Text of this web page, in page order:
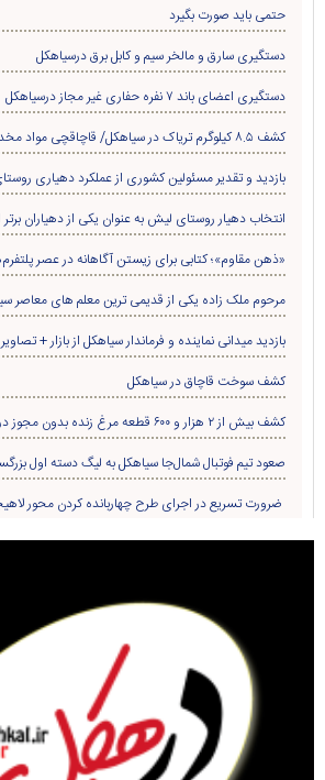
حتمی باید صورت بگیرد
دستگیری سارق و مالخر سیم و کابل برق درسیاهکل
دستگیری اعضای باند ۷ نفره حفاری غير مجاز درسیاهکل
کشف ۸.۵ کیلوگرم تریاک در سیاهکل/ قاچاقچی مواد مخدر دستگیر شد
بازدید و تقدیر مسئولین کشوری از عملکرد دهیاری
انتخاب دهیار روستای لیش به عنوان یکی از دهیاران برتر
«ذهن مقاوم»؛ کتابی برای زیستن آگاهانه در عصر
مرحوم ملک زاده یکی از قدیمی ترین معلم های معاصر
بازدید میدانی نماینده و فرماندار سیاهکل از بازار + تصاویر
کشف سوخت قاچاق در سياهکل
کشف بیش از ۲ هزار و ۶۰۰ قطعه مرغ زنده بدون مجوز در سیاهکل
صعود تیم فوتبال شمال‌جا‌ سیاهکل به لیگ دسته اول
ضرورت تسریع در اجرای طرح چهاربانده کردن محور